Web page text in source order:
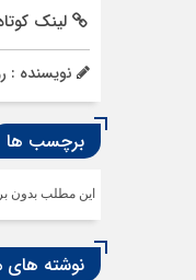
لینک
نویسنده :
برچسب ها
این مطلب بدون
نوشته های